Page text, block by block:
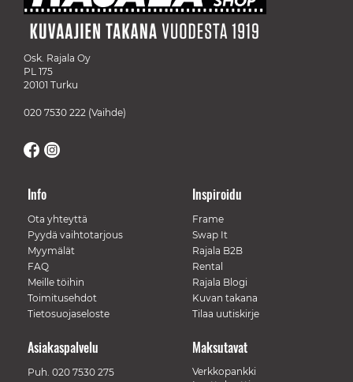
Osk. Rajala Oy
PL 175
20101 Turku
020 7530 222 (Vaihde)
Info
Ota yhteyttä
Pyydä vaihtotarjous
Myymälät
FAQ
Meille töihin
Toimitusehdot
Tietosuojaseloste
Inspiroidu
Frame
Swap It
Rajala B2B
Rental
Rajala Blogi
Kuvan takana
Tilaa uutiskirje
Maksutavat
Verkkopankki
Asiakaspalvelu
Puh. 020 7530 275